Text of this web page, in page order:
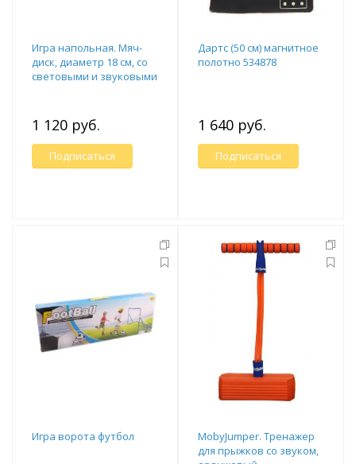
Игра напольная. Мяч-
диск, диаметр 18 см, со
световыми и звуковыми
1 120 руб.
Подписаться
Дартс (50 см) магнитное
полотно 534878
1 640 руб.
Подписаться
Игра ворота футбол
MobyJumper. Тренажер
для прыжков со звуком,